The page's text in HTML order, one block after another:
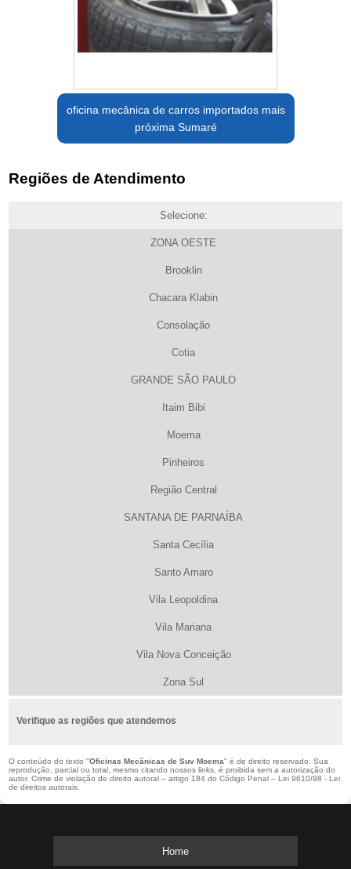
oficina mecânica de carros importados mais
próxima Sumaré
Regiões de Atendimento
Selecione:
ZONA OESTE
Brooklin
Chacara Klabin
Consolação
Cotia
GRANDE SÃO PAULO
Itaim Bibi
Moema
Pinheiros
Região Central
SANTANA DE PARNAÍBA
Santa Cecília
Santo Amaro
Vila Leopoldina
Vila Mariana
Vila Nova Conceição
Zona Sul
Verifique as regiões que atendemos
O conteúdo do texto "Oficinas Mecânicas de Suv Moema" é de direito reservado. Sua
reprodução, parcial ou total, mesmo citando nossos links, é proibida sem a autorização do
autor. Crime de violação de direito autoral – artigo 184 do Código Penal –Lei 9610/98 - Lei
de direitos autorais.
Home